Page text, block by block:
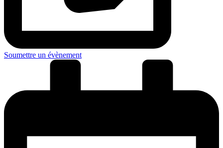
Soumettre un évènement